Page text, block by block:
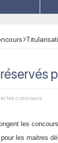
les concours
les
les maitres